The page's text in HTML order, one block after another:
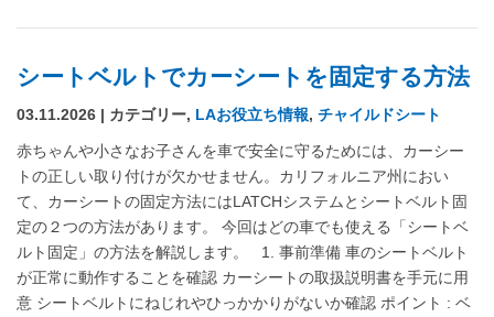
シートベルトでカーシートを固定する方法
03.11.2026 | カテゴリー, LAお役立ち情報, チャイルドシート
赤ちゃんや小さなお子さんを車で安全に守るためには、カーシー
トの正しい取り付けが欠かせません。カリフォルニア州におい
て、カーシートの固定方法にはLATCHシステムとシートベルト固
定の２つの方法があります。 今回はどの車でも使える「シートベ
ルト固定」の方法を解説します。 1. 事前準備 車のシートベルト
が正常に動作することを確認 カーシートの取扱説明書を手元に用
意 シートベルトにねじれやひっかかりがないか確認 ポイント : ベ